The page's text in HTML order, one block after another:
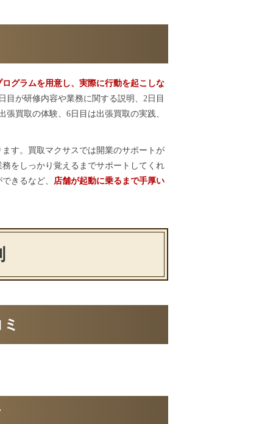
グラムを用意し、実際に行動を起こしな
目が研修内容や業務に関する説明、2日目
買取の体験、6日目は出張買取の実践、
す。買取マクサスでは開業のサポートが
をしっかり覚えるまでサポートしてくれ
きるなど、 店舗が起動に乗るまで手厚い